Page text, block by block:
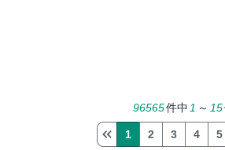
96565件中 1 ～ 15
1 2 3 4 5